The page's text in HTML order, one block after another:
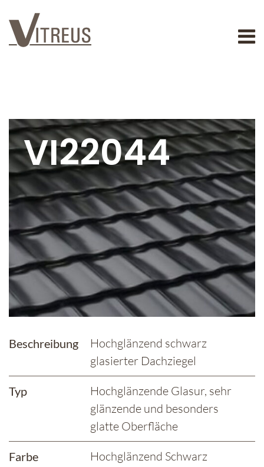
VI22044
Beschreibung
Hochglänzend schwarz
glasierter Dachziegel
Typ
Hochglänzende Glasur, sehr
glänzende und besonders
glatte Oberfläche
Farbe Hochglänzend Schwarz